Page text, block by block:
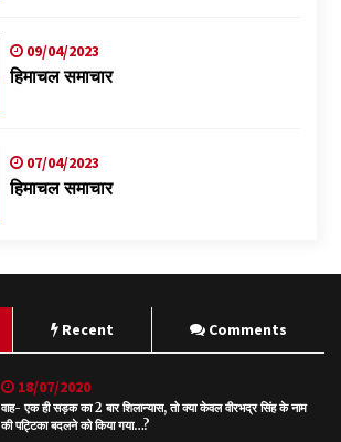
09/04/2023
हिमाचल समाचार
07/04/2023
हिमाचल समाचार
Recent Comments
18/07/2020
वाह- एक ही सड़क का 2 बार शिलान्यास, तो क्या केवल वीरभद्र सिंह के नाम
की पट्टिका बदलने को किया गया…?